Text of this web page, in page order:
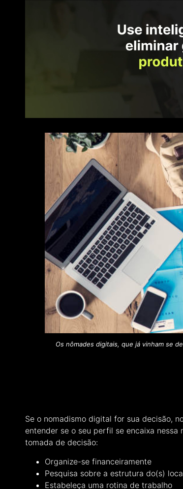
Os nômades digitais, que já vinham se
Se o nomadismo digital for sua decisão,
entender se o seu perfil se encaixa
tomada de decisão:
Organize-se financeiramente
Pesquisa sobre a estrutura do(s)
Estabeleça uma rotina de trabalho